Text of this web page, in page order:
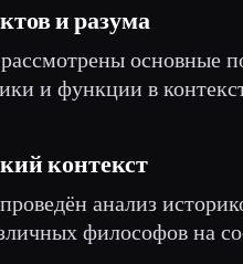
и разума
основные
и функции в
контекст
анализ
философов на